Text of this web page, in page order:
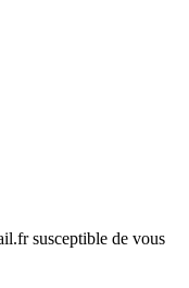
susceptible de vous